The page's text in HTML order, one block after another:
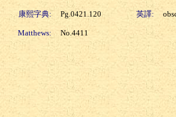
康熙字典: Pg.0421.120 英譯:
Matthews: No.4411